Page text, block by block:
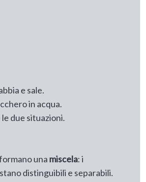
e sale.
in acqua.
due situazioni.
una miscela: i
distinguibili e separabili.